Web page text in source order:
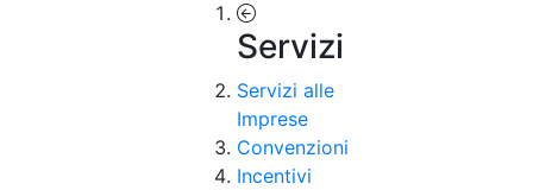
Servizi
Servizi alle
Imprese
Convenzioni
Incentivi